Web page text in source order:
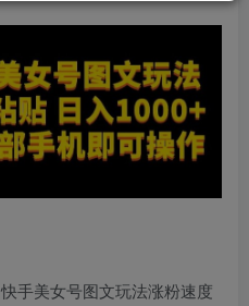
手美女号图文玩法涨粉速度